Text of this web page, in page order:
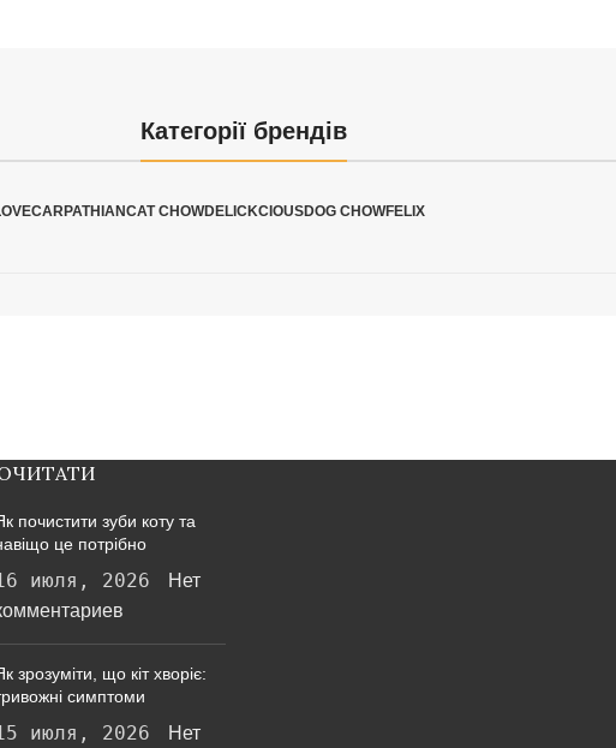
Категорії брендів
CARPATHIANCAT CHOWDELICKCIOUSDOG CHOWFELIX
почистити зуби коту та
це потрібно
июля, 2026
Нет
зрозуміти, що кіт хворіє:
симптоми
июля, 2026 Нет